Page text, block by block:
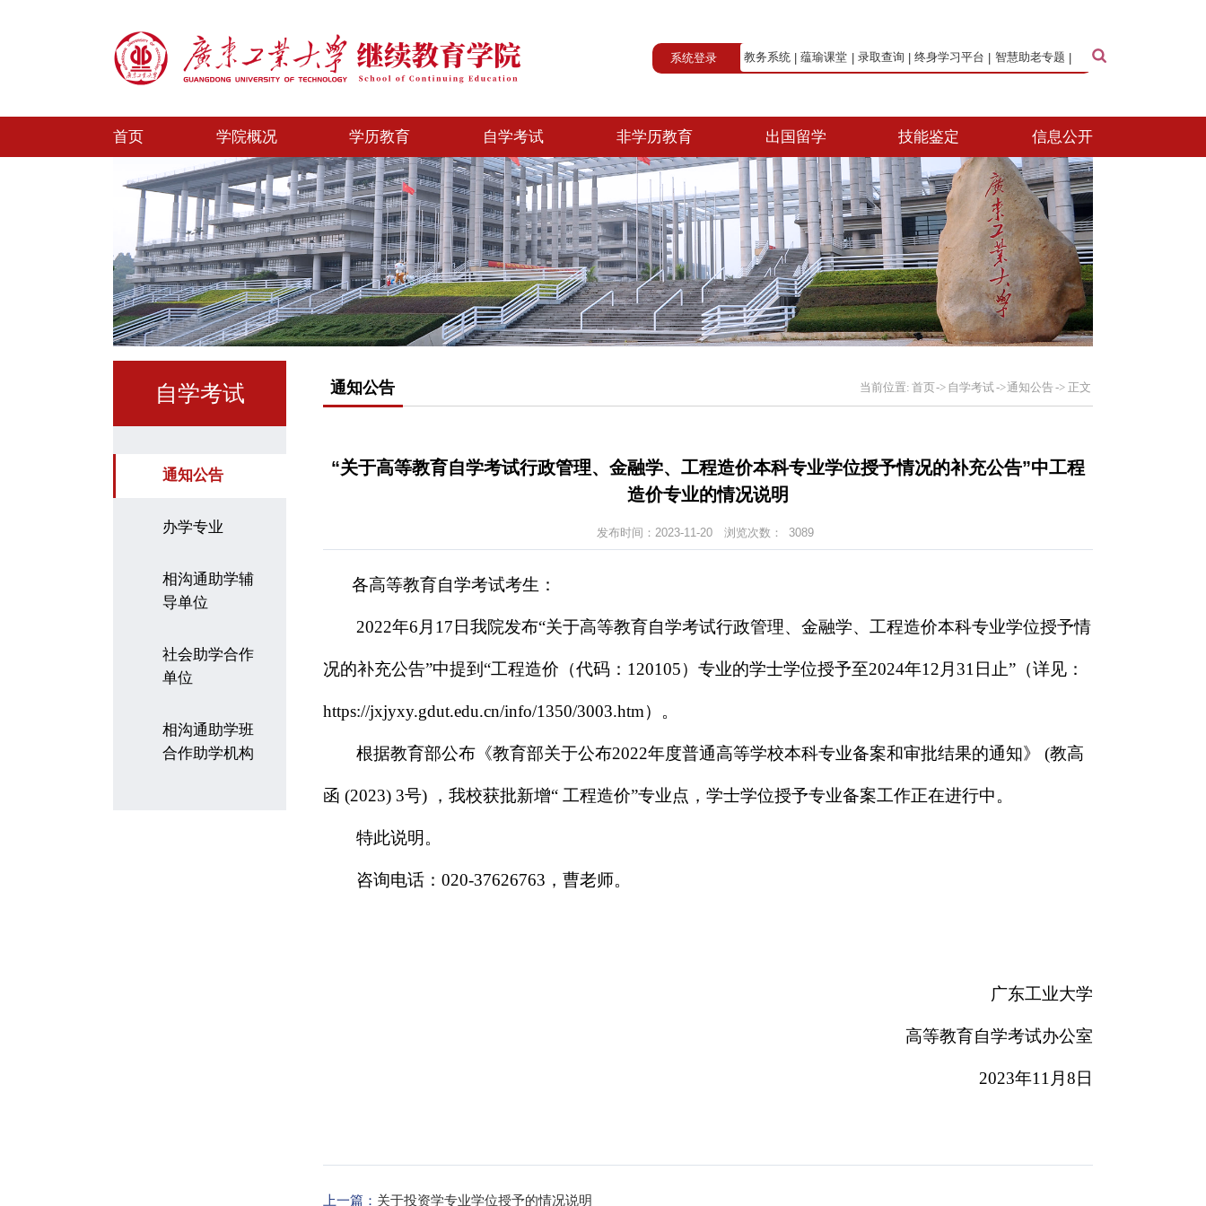
系统登录 教务系统 蕴瑜课堂 录取查询 终身学习平台 智慧助老专题
首页 学院概况 学历教育 自学考试 非学历教育 出国留学 技能鉴定 信息公开
自学考试
通知公告
办学专业
相沟通助学辅
导单位
社会助学合作
单位
相沟通助学班
合作助学机构
通知公告 当前位置: 首页-> 自学考试->通知公告-> 正文
“关于高等教育自学考试行政管理、金融学、工程造价本科专业学位授予情况的补充公告”中工程
造价专业的情况说明
发布时间：2023-11-20 浏览次数： 3089
各高等教育自学考试考生：
2022年6月 17 日我院发布“关于高等教育自学考试行政管理、金融学、工程造价本科专业学位授予情
况的补充公告”中提到 “工程造价（代码： 120105）专业的学士学位授予至2024年12月31日止”（详见：
https://jxjyxy.gdut.edu.cn/info/1350/3003.htm）。
根据教育部公布《教育部关于公布2022年度普通高等学校本科专业备案和审批结果的通知》 (教高
函 (2023) 3号) ，我校获批新增“ 工程造价”专业点，学士学位授予专业备案工作正在进行中。
特此说明。
咨询电话：020-37626763 ，曹老师。
广东工业大学
高等教育自学考试办公室
2023年11月 8 日
上一篇： 关于投资学专业学位授予的情况说明